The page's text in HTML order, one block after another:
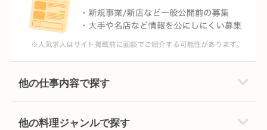
他の仕事内容で探す
他の料理ジャンルで探す